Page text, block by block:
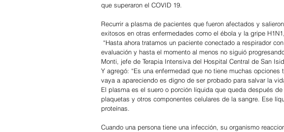
que superaron el COVID 19.
Recurrir a plasma de pacientes que fueron afectados y
exitosos en otras enfermedades como el ébola y la gripe
evaluación y hasta el momento al menos no siguió
Monti, jefe de Terapia Intensiva del Hospital Central de San
Y agregó: “Es una enfermedad que no tiene muchas
vaya a apareciendo es digno de ser probado para salvar la
El plasma es el suero o porción líquida que queda después
plaquetas y otros componentes celulares de la sangre. Ese
proteínas.
Cuando una persona tiene una infección, su organismo